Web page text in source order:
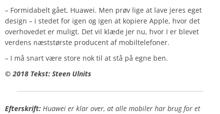
– Formidabelt gået, Huawei. Men prøv lige at lave jeres eget
design – i stedet for igen og igen at kopiere Apple, hvor det
overhovedet er muligt. Det vil klæde jer nu, hvor I er blevet
verdens næststørste producent af mobiltelefoner.
– I må snart være store nok til at stå på egne ben.
© 2018 Tekst: Steen Ulnits
Efterskrift: Huawei er klar over, at alle mobiler har brug for et